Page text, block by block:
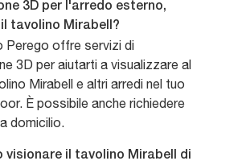
3D per l'arredo esterno,
il tavolino Mirabell?
Perego offre servizi di
3D per aiutarti a visualizzare al
Mirabell e altri arredi nel tuo
È possibile anche richiedere
domicilio.
visionare il tavolino Mirabell di